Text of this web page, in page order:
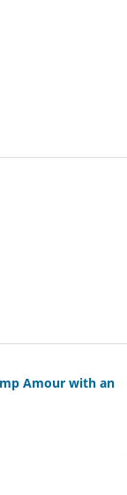
Amour with an